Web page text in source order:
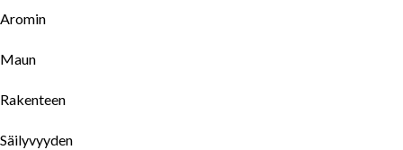
Aromin
Maun
Rakenteen
Säilyvyyden